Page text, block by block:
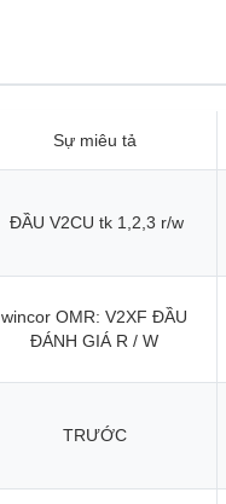
Sự miêu tả
ĐẦU V2CU tk 1,2,3 r/w
wincor OMR: V2XF ĐẦU
ĐÁNH GIÁ R / W
TRƯỚC